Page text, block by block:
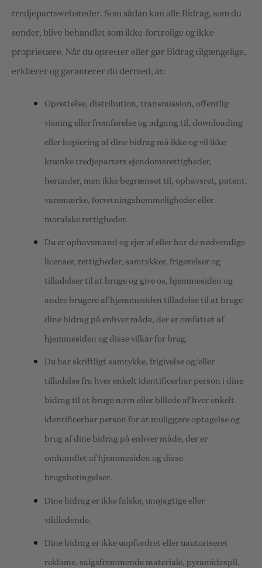
tredjepartswebsteder. Som sådan kan alle Bidrag, som du
sender, blive behandlet som ikke-fortrolige og ikke-
proprietære. Når du opretter eller gør Bidrag tilgængelige,
erklærer og garanterer du dermed, at:
Oprettelse, distribution, transmission, offentlig
visning eller fremførelse og adgang til, downloading
eller kopiering af dine bidrag må ikke og vil ikke
krænke tredjeparters ejendomsrettigheder,
herunder, men ikke begrænset til, ophavsret, patent,
varemærke, forretningshemmeligheder eller
moralske rettigheder.
Du er ophavsmand og ejer af eller har de nødvendige
licenser, rettigheder, samtykker, frigørelser og
tilladelser til at bruge og give os, hjemmesiden og
andre brugere af hjemmesiden tilladelse til at bruge
dine bidrag på enhver måde, der er omfattet af
hjemmesiden og disse vilkår for brug.
Du har skriftligt samtykke, frigivelse og/eller
tilladelse fra hver enkelt identificerbar person i dine
bidrag til at bruge navn eller billede af hver enkelt
identificerbar person for at muliggøre optagelse og
brug af dine bidrag på enhver måde, der er
omhandlet af hjemmesiden og disse
brugsbetingelser.
Dine bidrag er ikke falske, unøjagtige eller
vildledende.
Dine bidrag er ikke uopfordret eller uautoriseret
reklame, salgsfremmende materiale, pyramidespil,